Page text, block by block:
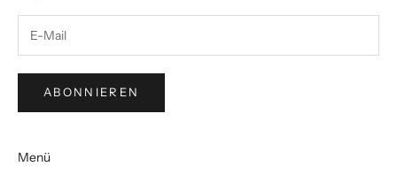
ABONNIEREN
Menü